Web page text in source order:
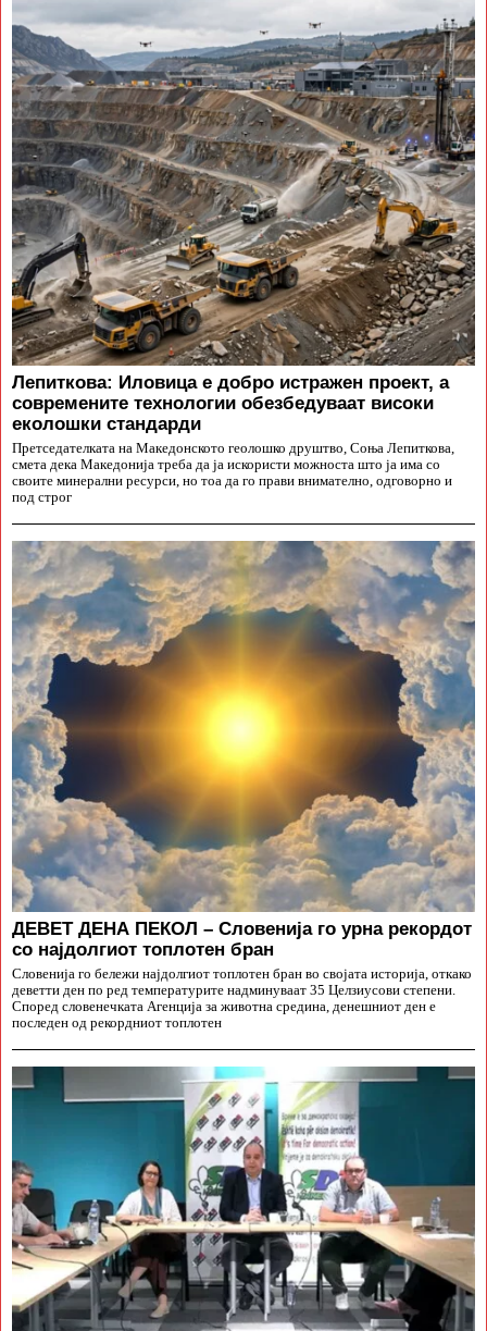
Лепиткова: Иловица е добро истражен проект, а
современите технологии обезбедуваат високи
еколошки стандарди
Претседателката на Македонското геолошко друштво, Соња Лепиткова,
смета дека Македонија треба да ја искористи можноста што ја има со
своите минерални ресурси, но тоа да го прави внимателно, одговорно и
под строг
ДЕВЕТ ДЕНА ПЕКОЛ – Словенија го урна рекордот
со најдолгиот топлотен бран
Словенија го бележи најдолгиот топлотен бран во својата историја, откако
деветти ден по ред температурите надминуваат 35 Целзиусови степени.
Според словенечката Агенција за животна средина, денешниот ден е
последен од рекордниот топлотен